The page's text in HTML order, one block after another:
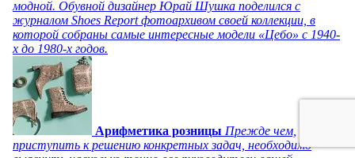
модной. Обувной дизайнер Юрай Шушка поделился с
журналом Shoes Report фотоархивом своей коллекции, в
которой собраны самые интересные модели «Цебо» с 1940-
х до 1980-х годов.
Арифметика розницы Прежде чем,
приступить к решению конкретных задач, необходимо